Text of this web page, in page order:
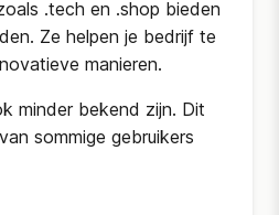
.tech en .shop bieden
Ze helpen je bedrijf te
manieren.
minder bekend zijn. Dit
sommige gebruikers